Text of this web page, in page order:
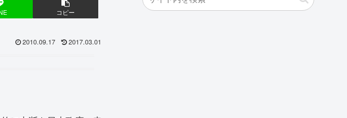
コピー
2010.09.17 2017.03.01